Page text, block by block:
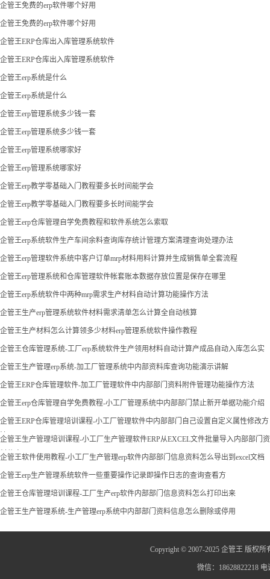
企管王免费的erp软件哪个好用
企管王免费的erp软件哪个好用
企管王ERP仓库出入库管理系统软件
企管王ERP仓库出入库管理系统软件
企管王erp系统是什么
企管王erp系统是什么
企管王erp管理系统多少钱一套
企管王erp管理系统多少钱一套
企管王erp管理系统哪家好
企管王erp管理系统哪家好
企管王erp教学零基础入门教程要多长时间能学会
企管王erp教学零基础入门教程要多长时间能学会
企管王erp仓库管理自学免费教程和软件系统怎么索取
企管王erp系统软件生产车间余料查询库存统计管理方案清理查询处理办法
企管王erp管理软件系统中客户订单mrp材料用料计算并生成销售单全套流程
企管王erp管理系统和仓库管理软件帐套账本数据存放位置是保存在哪里
企管王erp系统软件中两种mrp需求生产材料自动计算功能操作方法
企管王生产erp管理系统软件材料需求清单怎么计算全自动核算
企管王生产材料怎么计算领多少材料erp管理系统软件操作教程
企管王仓库管理系统-工厂erp系统软件生产领用材料自动计算产成品自动入库怎么实
现
企管王生产管理erp系统-加工厂管理系统中内部资料库查询功能演示讲解
企管王ERP仓库管理软件-加工厂管理软件中内部部门资料附件管理功能操作方法
企管王erp仓库管理自学免费教程-小工厂管理系统中内部部门禁止新开单据功能介绍
企管王ERP仓库管理培训课程-小工厂管理软件中内部部门自己设置自定义属性修改方
法
企管王生产管理培训课程-小工厂生产管理软件ERP从EXCEL文件批量导入内部部门资
料信息
企管王软件使用教程-小工厂生产管理erp软件内部部门信息资料怎么导出到excel文档
企管王erp生产管理系统软件一些重要操作记录即操作日志的查询查看方
企管王仓库管理培训课程-工厂生产erp软件内部部门信息资料怎么打印出来
企管王生产管理系统-生产管理erp系统中内部部门资料信息怎么删除或停用
Copyright © 2007-2025 企管王 版权所
微信：18628822218